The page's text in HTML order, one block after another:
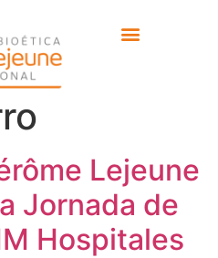
HM
Lejeune
Jornada de
Hospitales